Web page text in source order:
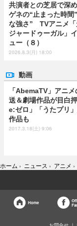
共演者との芝居で深
ゲネの“止まった時間
な強さ” TVアニメ「
ジャードゥーガル」
ュー（８）
2026.8.3(月) 18:00
動画
「AbemaTV」アニ
送＆劇場作品が目白
e:ゼロ」「うたプリ
作品も
2017.3.18(土) 9:06
ホーム › ニュース › アニメ ›
Home